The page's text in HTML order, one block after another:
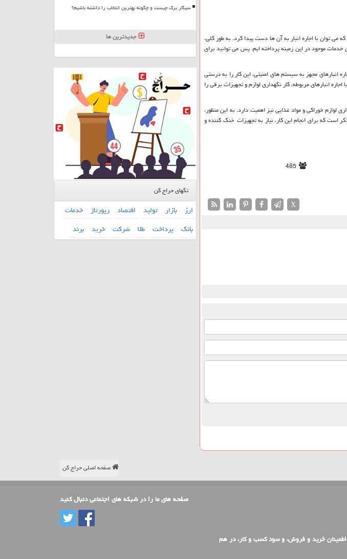
توان با اجاره انبار به آن ها دست پیدا کرد. به طور کلی،
موجود در این زمینه پرداخته ایم. پس می توانید برای
انبارهای مجهز به سیستم های امنیتی، این کار را به درستی
انبارهای مربوطه، کار نگهداری لوازم و تجهیزات برقی را
لوازم خوراکی و مواد غذایی نیز اهمیت دارد. به این منظور،
است که برای انجام این کار، نیاز به تجهیزات خنک کننده و
485
X
سیگار برگ چیست و چگونه بهترین انتخاب را داشته باشیم؟
جدیدترین ها
تگهای حراج کن
ارز بازار تولید اقتصاد رپورتاژ خدمات
بانك پرداخت طلا شركت خرید برند
صفحه اصلی حراج کن
اطمینان خرید و فروش، و سود کسب و کار، در هم
صفحه های ما را در شبکه های اجتماعی دنبال کنید